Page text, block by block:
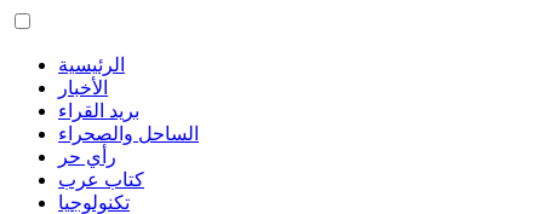
الرئيسية
الأخبار
بريد القراء
الساحل والصحراء
رأي حر
كتاب عرب
تكنولوجيا